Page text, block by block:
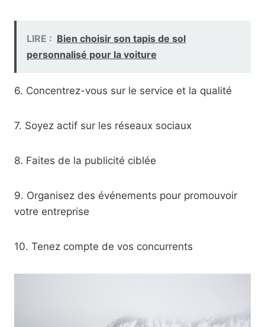
LIRE : Bien choisir son tapis de sol
personnalisé pour la voiture
6. Concentrez-vous sur le service et la qualité
7. Soyez actif sur les réseaux sociaux
8. Faites de la publicité ciblée
9. Organisez des événements pour promouvoir
votre entreprise
10. Tenez compte de vos concurrents